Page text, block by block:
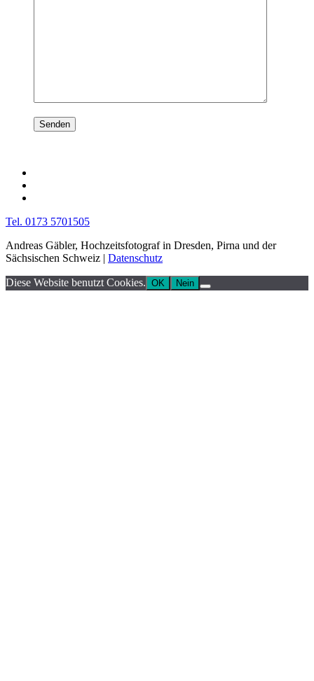
Tel. 0173 5701505
Andreas Gäbler, Hochzeitsfotograf in Dresden, Pirna und der
Sächsischen Schweiz | Datenschutz
Diese Website benutzt Cookies. OK Nein